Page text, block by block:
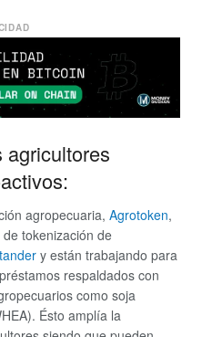
agricultores
agropecuaria, Agrotoken,
tokenización de
y están trabajando para
respaldados con
como soja
Ésto amplía la